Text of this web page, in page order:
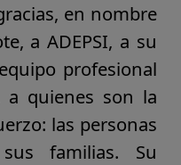
en nombre
a ADEPSI, a su
profesional
a quienes son la
las personas
familias. Su